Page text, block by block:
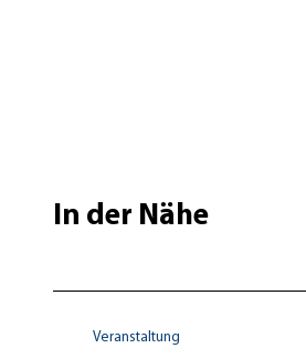
In der Nähe
Veranstaltung